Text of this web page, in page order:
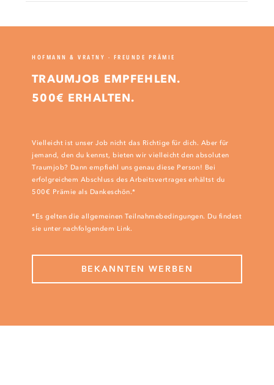
HOFMANN & VRATNY - FREUNDE PRÄMIE
TRAUMJOB EMPFEHLEN.
500€ ERHALTEN.
Vielleicht ist unser Job nicht das Richtige für dich. Aber für
jemand, den du kennst, bieten wir vielleicht den absoluten
Traumjob? Dann empfiehl uns genau diese Person! Bei
erfolgreichem Abschluss des Arbeitsvertrages erhältst du
500€ Prämie als Dankeschön.*
*Es gelten die allgemeinen Teilnahmebedingungen. Du findest
sie unter nachfolgendem Link.
BEKANNTEN WERBEN